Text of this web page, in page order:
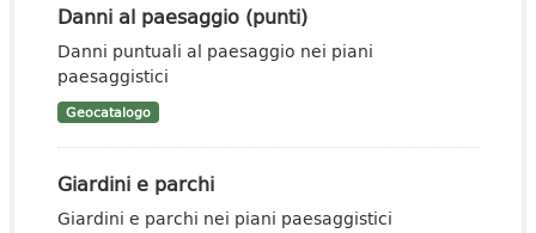
Danni al paesaggio (punti)
Danni puntuali al paesaggio nei piani
paesaggistici
Geocatalogo
Giardini e parchi
Giardini e parchi nei piani paesaggistici